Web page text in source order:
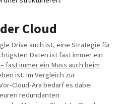
Cloud
Drive auch ist, eine Strategie für
Daten ist fast immer ein
fast immer ein Muss auch beim
ist. Im Vergleich zur
Cloud-Ära bedarf es dabei
redundanten